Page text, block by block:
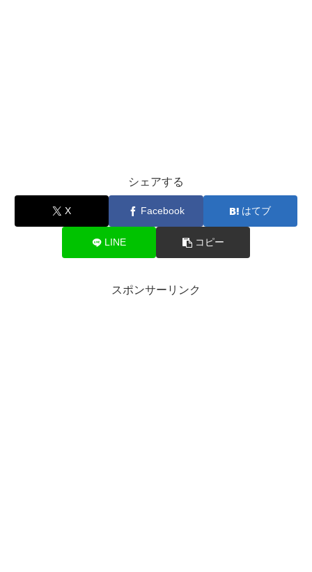
シェアする
X Facebook はてブ
LINE コピー
スポンサーリンク